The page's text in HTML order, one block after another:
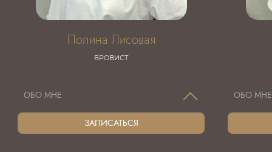
Полина Лисовая
БРОВИСТ
ОБО МНЕ
ЗАПИСАТЬСЯ
ОБО МНЕ